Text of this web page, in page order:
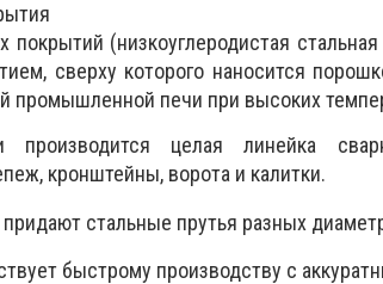
(низкоуглеродистая
сверху которого наносится
промышленной печи при высоких
производится целая линейка
кронштейны, ворота и калитки.
стальные прутья разных
быстрому производству с